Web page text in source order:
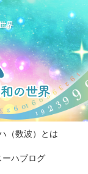
界
（数波）とは
ーハブログ